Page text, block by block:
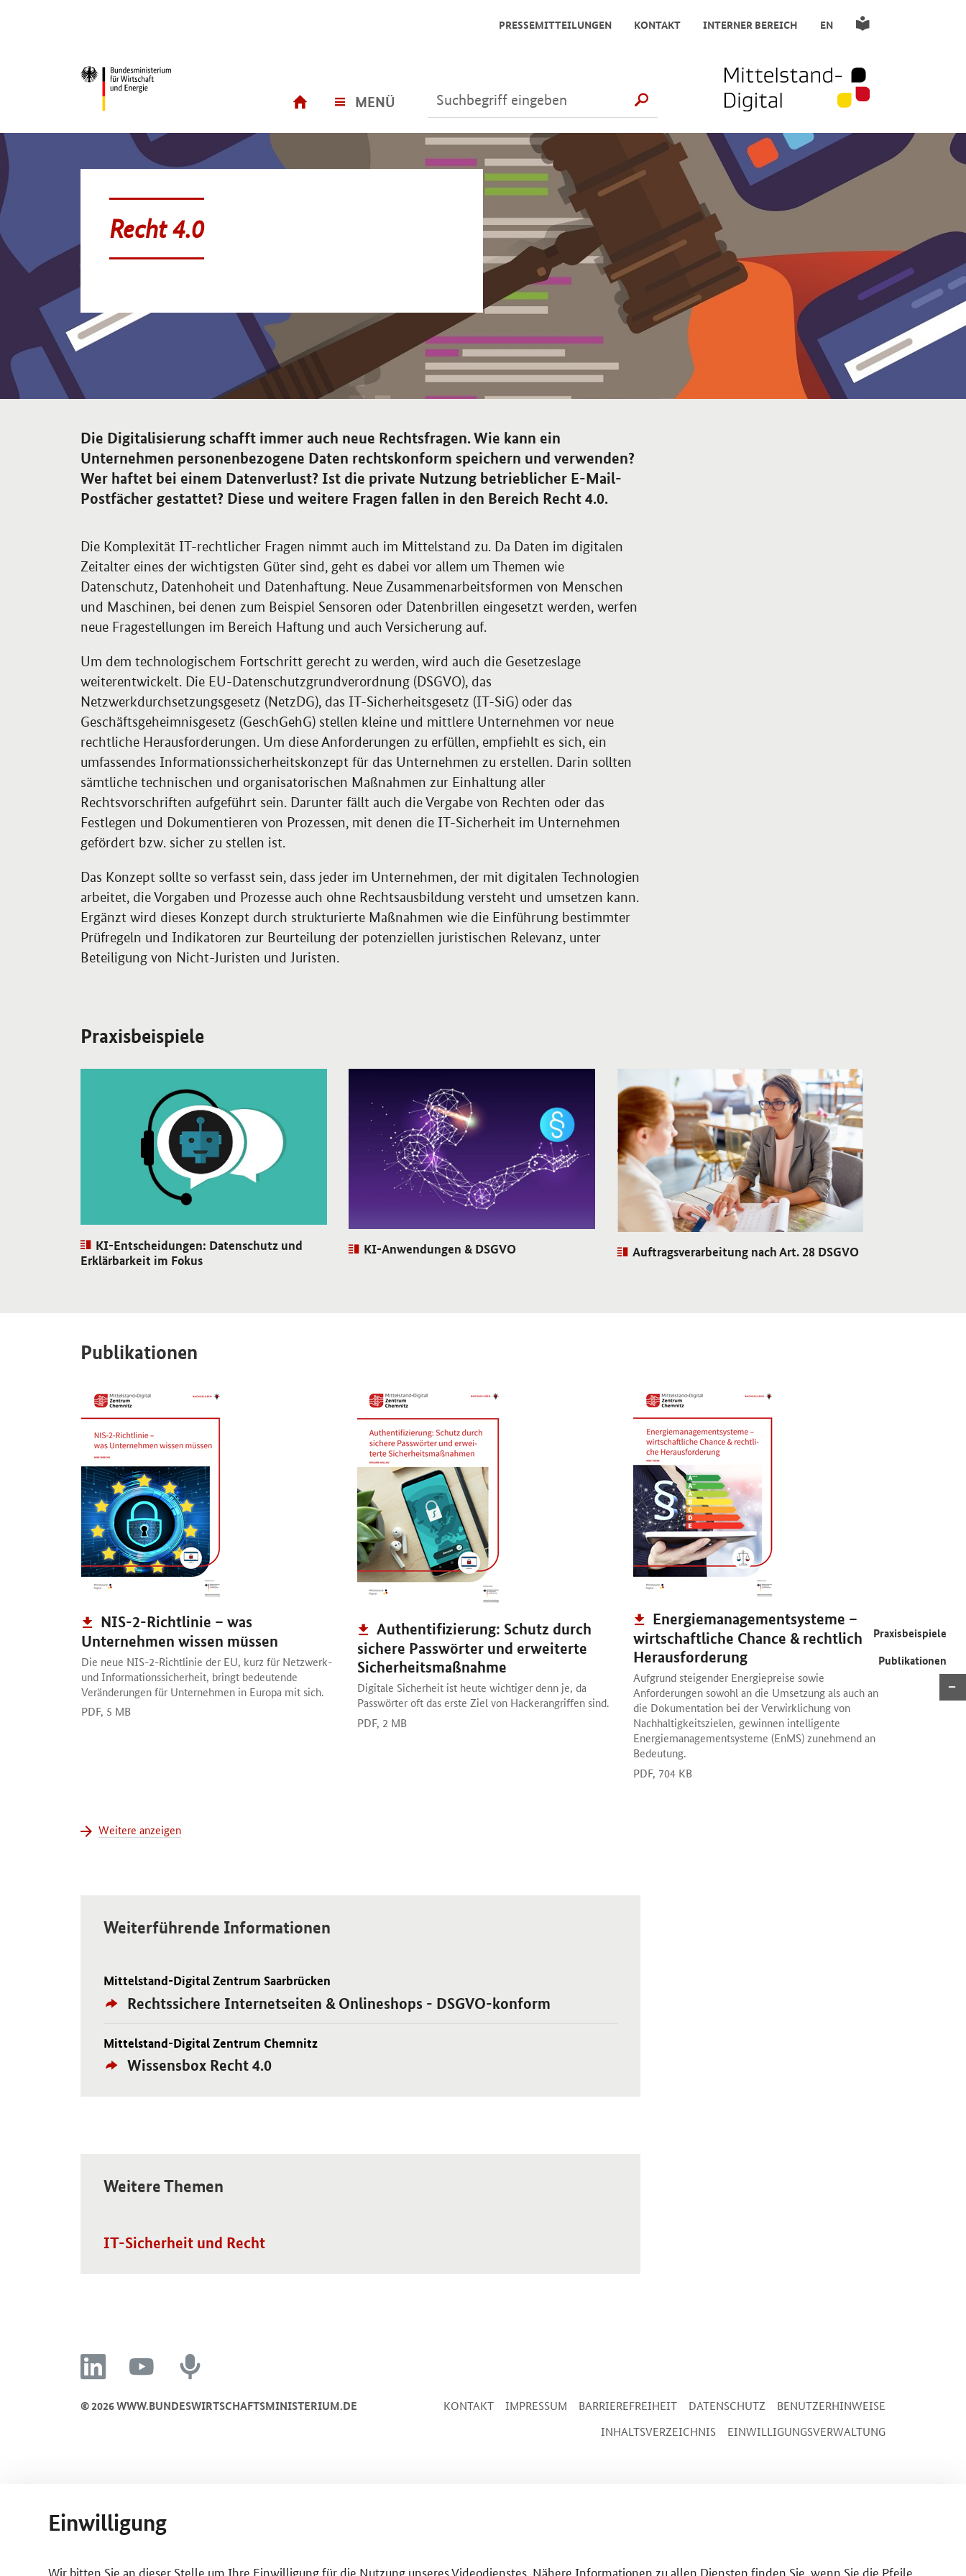
PRESSEMITTEILUNGEN KONTAKT INTERNER BEREICH EN
MENÜ SUCHE STARTEN
Recht 4.0
Praxisbeispiele
Publikationen
Die Digitalisierung schafft immer auch neue Rechtsfragen. Wie kann ein
Unternehmen personenbezogene Daten rechtskonform speichern und verwenden?
Wer haftet bei einem Datenverlust? Ist die private Nutzung betrieblicher E-Mail-
Postfächer gestattet? Diese und weitere Fragen fallen in den Bereich Recht 4.0.
Die Komplexität IT-rechtlicher Fragen nimmt auch im Mittelstand zu. Da Daten im digitalen
Zeitalter eines der wichtigsten Güter sind, geht es dabei vor allem um Themen wie
Datenschutz, Datenhoheit und Datenhaftung. Neue Zusammenarbeitsformen von Menschen
und Maschinen, bei denen zum Beispiel Sensoren oder Datenbrillen eingesetzt werden, werfen
neue Fragestellungen im Bereich Haftung und auch Versicherung auf.
Um dem technologischem Fortschritt gerecht zu werden, wird auch die Gesetzeslage
weiterentwickelt. Die EU-Datenschutzgrundverordnung (DSGVO), das
Netzwerkdurchsetzungsgesetz (NetzDG), das IT-Sicherheitsgesetz (IT-SiG) oder das
Geschäftsgeheimnisgesetz (GeschGehG) stellen kleine und mittlere Unternehmen vor neue
rechtliche Herausforderungen. Um diese Anforderungen zu erfüllen, empfiehlt es sich, ein
umfassendes Informationssicherheitskonzept für das Unternehmen zu erstellen. Darin sollten
sämtliche technischen und organisatorischen Maßnahmen zur Einhaltung aller
Rechtsvorschriften aufgeführt sein. Darunter fällt auch die Vergabe von Rechten oder das
Festlegen und Dokumentieren von Prozessen, mit denen die IT-Sicherheit im Unternehmen
gefördert bzw. sicher zu stellen ist.
Das Konzept sollte so verfasst sein, dass jeder im Unternehmen, der mit digitalen Technologien
arbeitet, die Vorgaben und Prozesse auch ohne Rechtsausbildung versteht und umsetzen kann.
Ergänzt wird dieses Konzept durch strukturierte Maßnahmen wie die Einführung bestimmter
Prüfregeln und Indikatoren zur Beurteilung der potenziellen juristischen Relevanz, unter
Beteiligung von Nicht-Juristen und Juristen.
Praxisbeispiele
Artikel:
KI-Entscheidungen: Datenschutz und
Erklärbarkeit im Fokus
Artikel:
KI-Anwendungen & DSGVO Artikel:
Auftragsverarbeitung nach Art. 28 DSGVO
Öffnet Einzelsicht
Publikationen
Publikation:
NIS-2-Richtlinie – was
Unternehmen wissen müssen
Die neue NIS-2-Richtlinie der EU, kurz für Netzwerk-
und Informationssicherheit, bringt bedeutende
Veränderungen für Unternehmen in Europa mit sich.
PDF, 5 MB
Öffnet PDF "NIS-2-Richtlinie – was Unternehmen wissen müssen" in neuem Fenster.
Publikation:
Authentifizierung: Schutz durch
sichere Passwörter und erweiterte
Sicherheitsmaßnahme
Digitale Sicherheit ist heute wichtiger denn je, da
Passwörter oft das erste Ziel von Hackerangriffen sind.
PDF, 2 MB
Öffnet PDF "Authentifizierung: Schutz durch sichere Passwörter und erweiterte Sicherheitsmaßnahme" in neuem Fenster.
Publikation:
Energiemanagementsysteme –
wirtschaftliche Chance & rechtliche
Herausforderung
Aufgrund steigender Energiepreise sowie
Anforderungen sowohl an die Umsetzung als auch an
die Dokumentation bei der Verwirklichung von
Nachhaltigkeitszielen, gewinnen intelligente
Energiemanagementsysteme (EnMS) zunehmend an
Bedeutung.
PDF, 704 KB
Öffnet PDF "Energiemanagementsysteme – wirtschaftliche Chance &
Weitere anzeigen
Weiterführende Informationen
Mittelstand-Digital Zentrum Saarbrücken
Externer
Rechtssichere Internetseiten & Onlineshops - DSGVO-konform
Öffnet Einzelsicht
Mittelstand-Digital Zentrum Chemnitz
Externer
Wissensbox Recht 4.0
Öffnet Einzelsicht
Weitere Themen
IT-Sicherheit und Recht
Öffnet Einzelsicht
linkedin youtube
© 2026 WWW.BUNDESWIRTSCHAFTSMINISTERIUM.DE KONTAKT IMPRESSUM BARRIEREFREIHEIT DATENSCHUTZ
BENUTZERHINWEISE
INHALTSVERZEICHNIS
EINWILLIGUNGSVERWALTUNG
Einwilligung
Wir bitten Sie an dieser Stelle um Ihre Einwilligung für die Nutzung unseres Videodienstes. Nähere Informationen zu allen Diensten finden Sie, wenn Sie die Pfeile